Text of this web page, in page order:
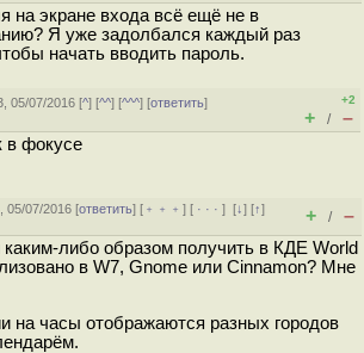
на экране входа всё ещё не в
Я уже задолбался каждый раз
начать вводить пароль.
05/07/2016 [^] [^^] [^^^] [ответить]
+2
+ / –
в фокусе
05/07/2016 [ответить] [ ﹢﹢﹢] [ · · ·][↓] [↑]
+ / –
либо образом получить в КДЕ World
в W7, Gnome или Cinnamon? Мне
на часы отображаются разных городов